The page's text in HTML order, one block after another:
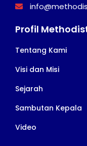
Profil
Tentang Kami
Visi dan Misi
Sejarah
Sambutan Kepala
Video